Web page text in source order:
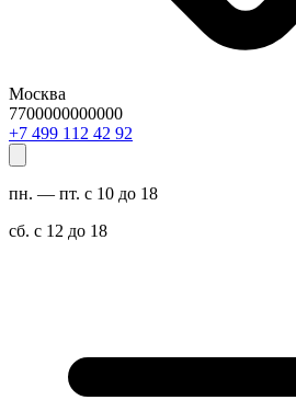
Москва
7700000000000
29 24 211 994 7+
пн. — пт. с 10 до 18
сб. с 12 до 18